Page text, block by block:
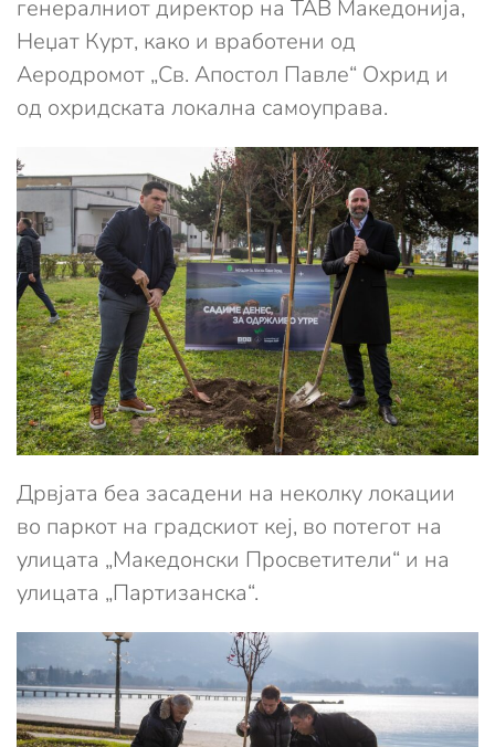
генералниот директор на ТАВ Македонија,
Неџат Курт, како и вработени од
Аеродромот „Св. Апостол Павле“ Охрид и
од охридската локална самоуправа.
Дрвјата беа засадени на неколку локации
во паркот на градскиот кеј, во потегот на
улицата „Македонски Просветители“ и на
улицата „Партизанска“.